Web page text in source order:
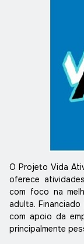
O Projeto Vida
oferece
com foco na
adulta.
com apoio da
principalmente